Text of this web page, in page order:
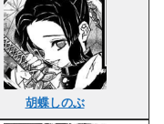
胡蝶しのぶ